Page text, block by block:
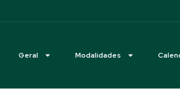
Geral Modalidades